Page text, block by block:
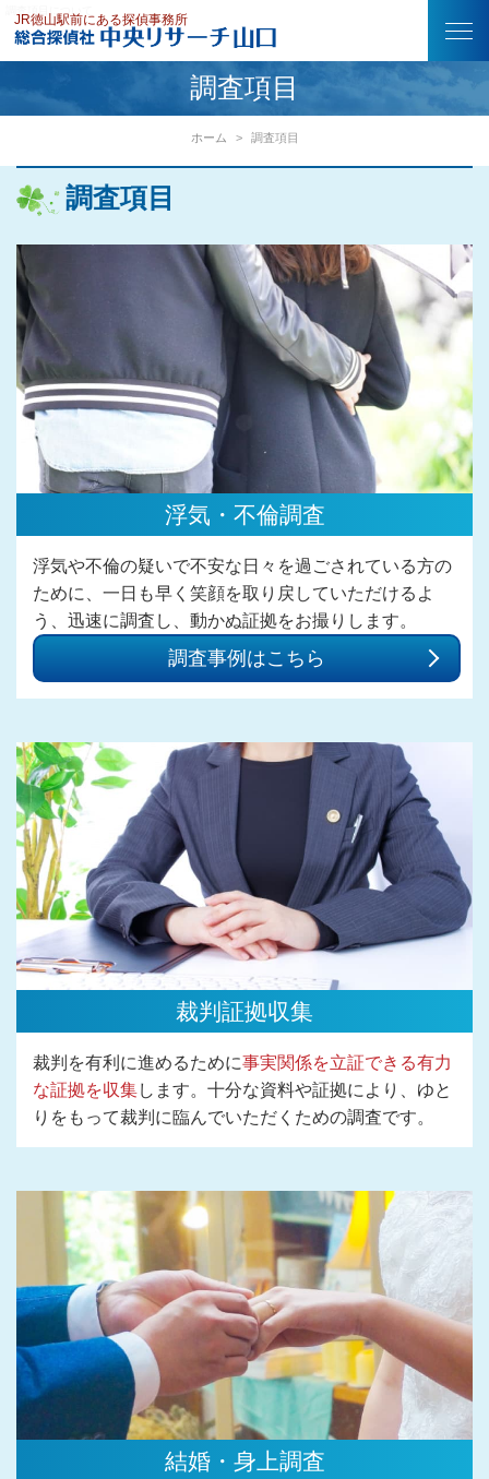
JR徳山駅前にある探偵事務所
調査項目
ホーム 調査項目
調査項目
浮気・不倫調査
浮気や不倫の疑いで不安な日々を過ごされている方の
ために、一日も早く笑顔を取り戻していただけるよ
う、迅速に調査し、動かぬ証拠をお撮りします。
調査事例はこちら
裁判証拠収集
裁判を有利に進めるために事実関係を立証できる有力
な証拠を収集します。十分な資料や証拠により、ゆと
りをもって裁判に臨んでいただくための調査です。
結婚・身上調査